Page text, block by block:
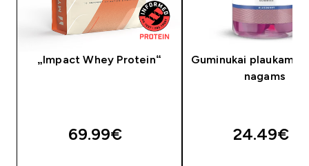
„Impact Whey Protein“
69.99€‎
Guminukai plaukams,
nagams
24.49€‎